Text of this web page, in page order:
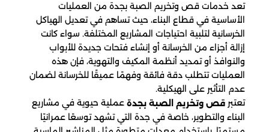
تعد خدمات قص وتخريم الصبة بجدة من العمليات
الأساسية في قطاع البناء، حيث تساهم في تعديل الهياكل
الخرسانية لتلبية احتياجات المشاريع المختلفة. سواء كانت
إزالة أجزاء من الخرسانة أو إنشاء فتحات جديدة للأبواب
والنوافذ أو تمديد أنظمة المكيف والتهوية، فإن هذه
العمليات تتطلب دقة فائقة وفهمًا عميقًا للخرسانة لضمان
عدم التأثير على الهيكلية.
تعتبر قص وتخريم الصبة بجدة عملية حيوية في مشاريع
البناء والتطوير، خاصة في جدة التي تشهد توسعًا عمرانيًا